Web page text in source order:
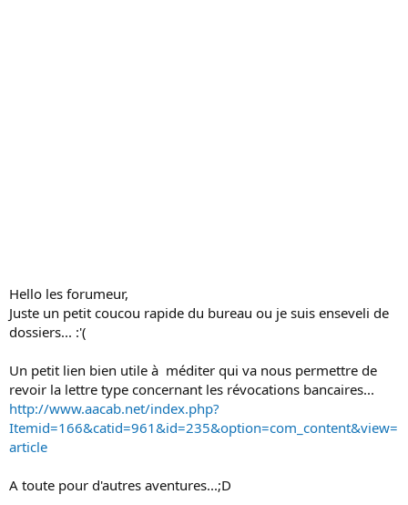
Hello les forumeur,
Juste un petit coucou rapide du bureau ou je suis enseveli de
dossiers... :'(
Un petit lien bien utile à méditer qui va nous permettre de
revoir la lettre type concernant les révocations bancaires...
http://www.aacab.net/index.php?
Itemid=166&catid=961&id=235&option=com_content&view=
article
A toute pour d'autres aventures...;D